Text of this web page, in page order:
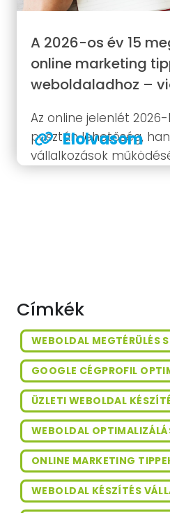
A 2026-os év 15
online marketing
weboldaladhoz –
Az online jelenlét
pusztán lehetőség,
vállalkozások
alapköve. Az
Elolvasom
Címkék
WEBOLDAL MEGTÉRÜLÉS
GOOGLE CÉGPROFIL
ÜZLETI WEBOLDAL
WEBOLDAL
ONLINE MARKETING
WEBOLDAL KÉSZÍTÉS